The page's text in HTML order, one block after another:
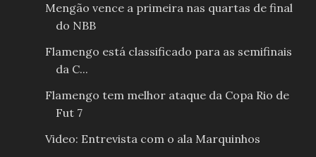
Mengão vence a primeira nas quartas de final
do NBB
Flamengo está classificado para as semifinais
da C...
Flamengo tem melhor ataque da Copa Rio de
Fut 7
Video: Entrevista com o ala Marquinhos